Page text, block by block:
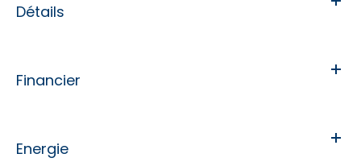
Détails
Financier
Energie